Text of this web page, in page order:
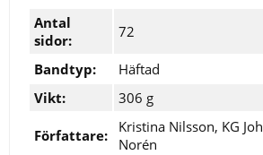
Antal
sidor:
72
Bandtyp:
Häftad
Vikt:
306 g
Författare:
Kristina Nilsson, KG
Norén